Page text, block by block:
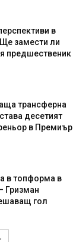
в
замести ли
предшественик
трансферна
десетият
в Премиър
в топформа в
Гризман
гол